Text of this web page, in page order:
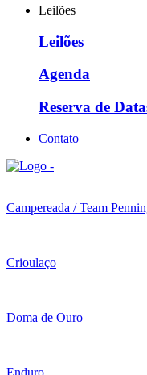
Leilões
Leilões
Agenda
Reserva de
Contato
Campereada / Team
Crioulaço
Doma de Ouro
Enduro